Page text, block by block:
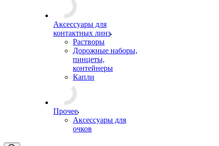
Аксессуары для
контактных линз
Растворы
Дорожные наборы,
пинцеты,
контейнеры
Капли
Прочее
Аксессуары для
очков